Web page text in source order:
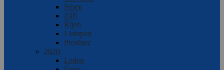
Srpen
Září
Říjen
Listopad
Prosinec
2020
Leden